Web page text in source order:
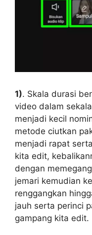
1). Skala durasi
video dalam
menjadi kecil
metode ciutkan
menjadi rapat
kita edit,
dengan
jemari kemudian
renggangkan
jauh serta perinci
gampang kita edit.